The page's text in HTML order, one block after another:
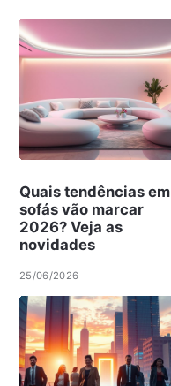
Quais tendências em
sofás vão marcar
2026? Veja as
novidades
25/06/2026